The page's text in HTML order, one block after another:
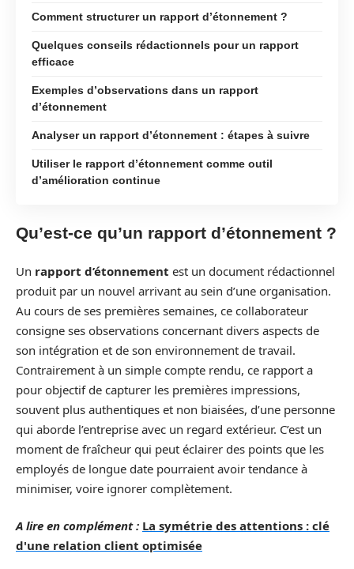
Comment structurer un rapport d’étonnement ?
Quelques conseils rédactionnels pour un rapport
efficace
Exemples d’observations dans un rapport
d’étonnement
Analyser un rapport d’étonnement : étapes à suivre
Utiliser le rapport d’étonnement comme outil
d’amélioration continue
Qu’est-ce qu’un rapport d’étonnement ?
Un rapport d’étonnement est un document rédactionnel
produit par un nouvel arrivant au sein d’une organisation.
Au cours de ses premières semaines, ce collaborateur
consigne ses observations concernant divers aspects de
son intégration et de son environnement de travail.
Contrairement à un simple compte rendu, ce rapport a
pour objectif de capturer les premières impressions,
souvent plus authentiques et non biaisées, d’une personne
qui aborde l’entreprise avec un regard extérieur. C’est un
moment de fraîcheur qui peut éclairer des points que les
employés de longue date pourraient avoir tendance à
minimiser, voire ignorer complètement.
A lire en complément : La symétrie des attentions : clé
d'une relation client optimisée